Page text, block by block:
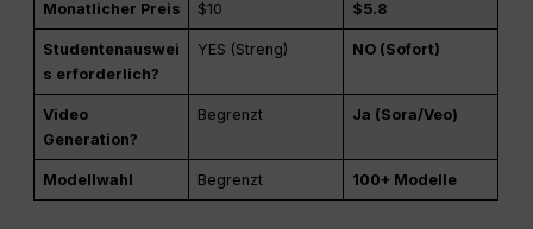
Monatlicher Preis $10 $5.8
Studentenauswei
s erforderlich?
YES (Streng) NO (Sofort)
Video
Generation?
Begrenzt Ja (Sora/Veo)
Modellwahl Begrenzt 100+ Modelle